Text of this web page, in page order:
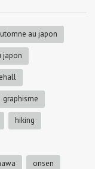
au japon
japon
graphisme
hiking
onsen